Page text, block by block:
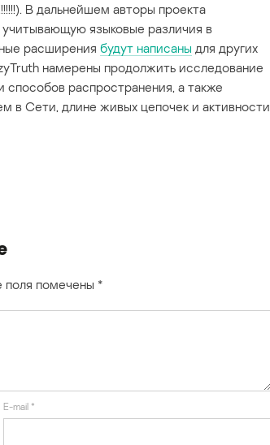
В дальнейшем авторы проекта
языковые различия в
расширения будут написаны для других
намерены продолжить исследование
распространения, а также
в Сети, длине живых цепочек и активности
поля помечены *
E-mail *